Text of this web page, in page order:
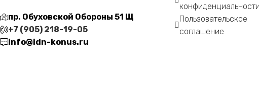
пр. Обуховской Обороны 51 Щ
+7 (905) 218-19-05
info@idn-konus.ru
конфиденциальности
Пользовательское
соглашение